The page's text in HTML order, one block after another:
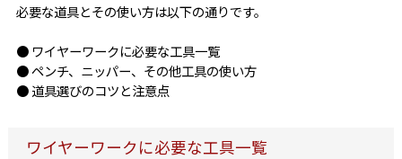
必要な道具とその使い方は以下の通りです。
● ワイヤーワークに必要な工具一覧
● ペンチ、ニッパー、その他工具の使い方
● 道具選びのコツと注意点
ワイヤーワークに必要な工具一覧